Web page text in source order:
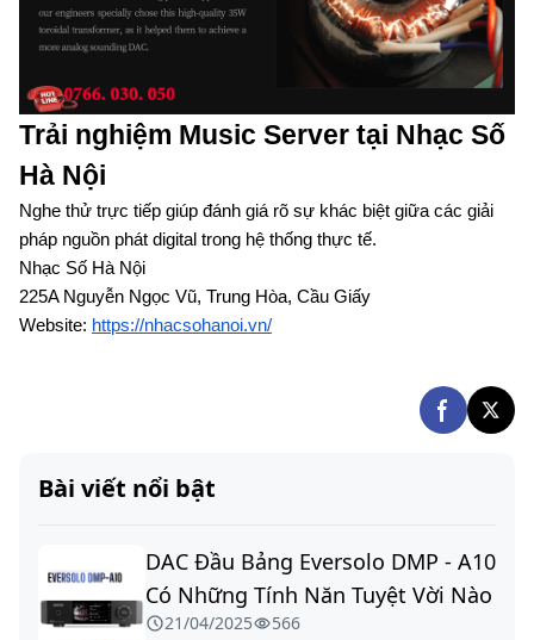
Trải nghiệm Music Server tại Nhạc Số
Hà Nội
Nghe thử trực tiếp giúp đánh giá rõ sự khác biệt giữa các giải
pháp nguồn phát digital trong hệ thống thực tế.
Nhạc Số Hà Nội
225A Nguyễn Ngọc Vũ, Trung Hòa, Cầu Giấy
Website: https://nhacsohanoi.vn/
Bài viết nổi bật
DAC Đầu Bảng Eversolo DMP - A10
Có Những Tính Năn Tuyệt Vời Nào
21/04/2025 566